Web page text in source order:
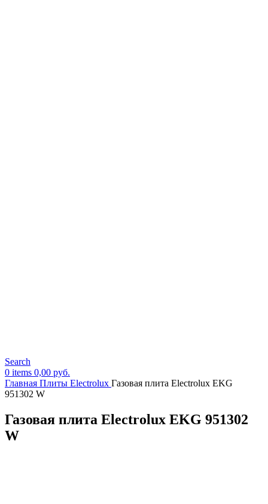
Search
0 items 0,00 руб.
Главная Плиты Electrolux Газовая плита Electrolux EKG
951302 W
Газовая плита Electrolux EKG 951302
W